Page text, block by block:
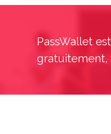
PassWallet